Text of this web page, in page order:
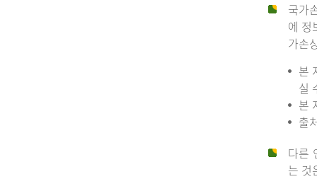
국가
에 정
가손
본
실
본
출
다른
는 것